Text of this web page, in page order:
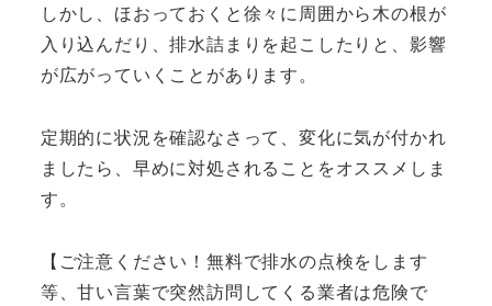
しかし、ほおっておくと徐々に周囲から木の根が
入り込んだり、排水詰まりを起こしたりと、影響
が広がっていくことがあります。
定期的に状況を確認なさって、変化に気が付かれ
ましたら、早めに対処されることをオススメしま
す。
【ご注意ください！無料で排水の点検をします
等、甘い言葉で突然訪問してくる業者は危険で